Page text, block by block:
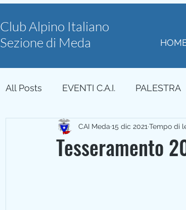
Club Alpino Italiano
Sezione di Meda
All Posts EVENTI C.A.I. PALESTRA
Tesseramento
CAI Meda 15 dic 2021 Tempo di